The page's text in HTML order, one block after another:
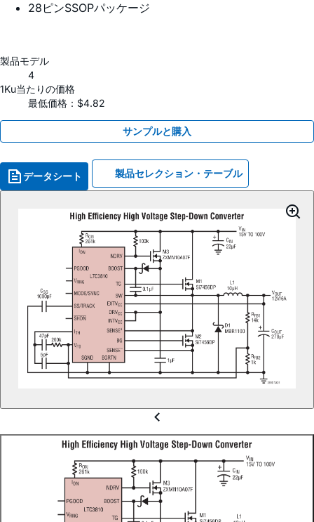
28ピンSSOPパッケージ
製品モデル
4
1Ku当たりの価格
最低価格：$4.82
サンプルと購入
データシート 製品セレクション・テーブル